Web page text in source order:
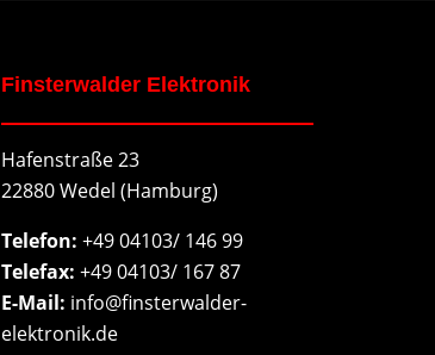
Finsterwalder Elektronik
Hafenstraße 23
22880 Wedel (Hamburg)
Telefon: +49 04103/ 146 99
Telefax: +49 04103/ 167 87
E-Mail: info@finsterwalder-
elektronik.de